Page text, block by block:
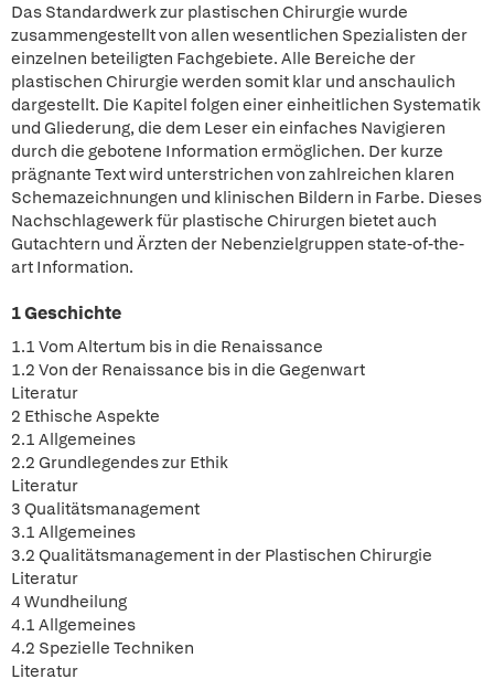
Das Standardwerk zur plastischen Chirurgie wurde
zusammengestellt von allen wesentlichen Spezialisten der
einzelnen beteiligten Fachgebiete. Alle Bereiche der
plastischen Chirurgie werden somit klar und anschaulich
dargestellt. Die Kapitel folgen einer einheitlichen Systematik
und Gliederung, die dem Leser ein einfaches Navigieren
durch die gebotene Information ermöglichen. Der kurze
prägnante Text wird unterstrichen von zahlreichen klaren
Schemazeichnungen und klinischen Bildern in Farbe. Dieses
Nachschlagewerk für plastische Chirurgen bietet auch
Gutachtern und Ärzten der Nebenzielgruppen state-of-the-
art Information.
1 Geschichte
1.1 Vom Altertum bis in die Renaissance
1.2 Von der Renaissance bis in die Gegenwart
Literatur
2 Ethische Aspekte
2.1 Allgemeines
2.2 Grundlegendes zur Ethik
Literatur
3 Qualitätsmanagement
3.1 Allgemeines
3.2 Qualitätsmanagement in der Plastischen Chirurgie
Literatur
4 Wundheilung
4.1 Allgemeines
4.2 Spezielle Techniken
Literatur